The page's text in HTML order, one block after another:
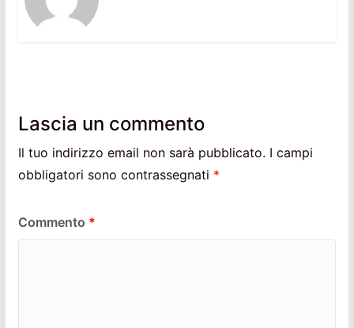
Lascia un commento
Il tuo indirizzo email non sarà pubblicato. I campi
obbligatori sono contrassegnati *
Commento *